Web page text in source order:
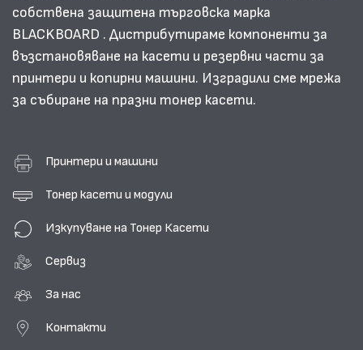
собствена защитена търговска марка
BLACKBOARD . Дистрибутираме компоненти за
възстановяване на касети и резервни части за
принтери и копирни машини. Изградили сме мрежа
за събиране на празни тонер касети.
Принтери и машини
Тонер касети и модули
Изкупуване на Тонер Касети
Сервиз
За нас
Контакти